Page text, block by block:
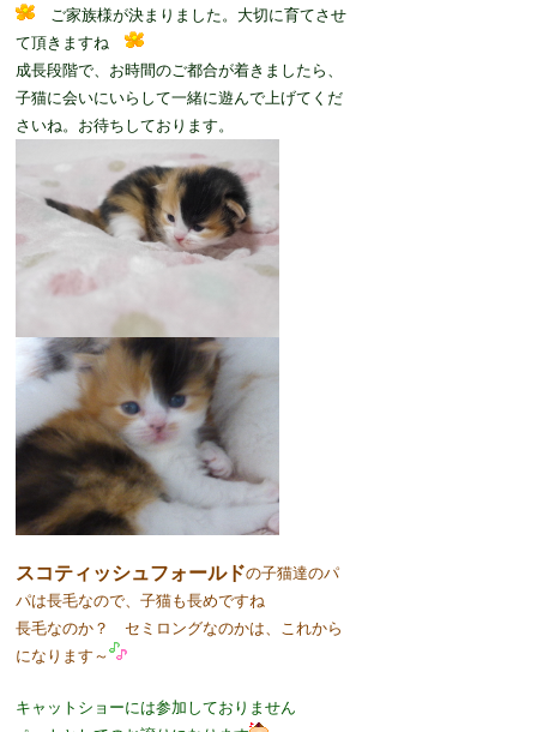
ご家族様が決まりました。大切に育てさせ
て頂きますね
成長段階で、お時間のご都合が着きましたら、
子猫に会いにいらして一緒に遊んで上げてくだ
さいね。お待ちしております。
スコティッシュフォールドの子猫達のパ
パは長毛なので、子猫も長めですね
長毛なのか？ セミロングなのかは、これから
になります～
キャットショーには参加しておりません